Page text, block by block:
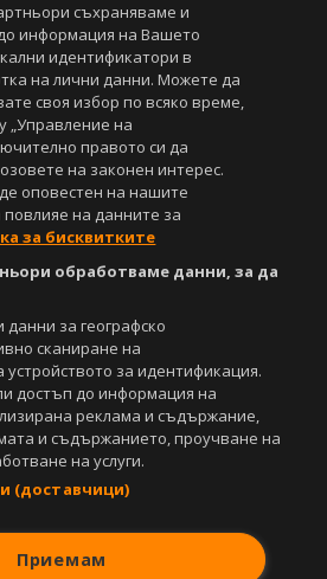
Лични данни
и технологиите, използвани в него, са
право и сродните му права.
и други текстови, графични и
в сайта, са собственост на Агенция
е посочено друго. Допуска се
само след писмено съгласие на
на източника и добавяне на линк към
на графични и видео материали,
забранено. Нарушителите ще бъдат
на закона.
за:
съхраняваме и
информация на Вашето
идентификатори в
на лични данни. Можете да
своя избор по всяко време,
„Управление на
правото си да
на законен интерес.
оповестен на нашите
на данните за
за бисквитките
обработваме данни, за да
за географско
сканиране на
устройството за идентификация.
достъп до информация на
реклама и съдържание,
и съдържанието, проучване на
на услуги.
(доставчици)
Приемам